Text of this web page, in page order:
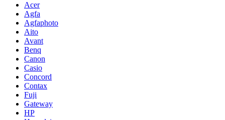
Acer
Agfa
Agfaphoto
Aito
Avant
Benq
Canon
Casio
Concord
Contax
Fuji
Gateway
HP